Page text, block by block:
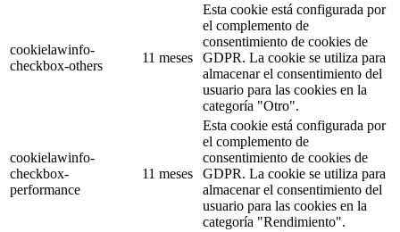
cookielawinfo-
checkbox-others
11 meses
Esta cookie está configurada por
el complemento de
consentimiento de cookies de
GDPR. La cookie se utiliza para
almacenar el consentimiento del
usuario para las cookies en la
categoría "Otro".
cookielawinfo-
checkbox-
performance
11 meses
Esta cookie está configurada por
el complemento de
consentimiento de cookies de
GDPR. La cookie se utiliza para
almacenar el consentimiento del
usuario para las cookies en la
categoría "Rendimiento".